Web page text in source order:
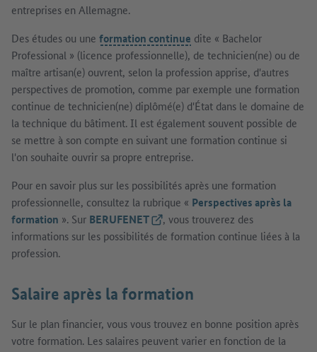
entreprises en Allemagne.
Des études ou une formation continue dite « Bachelor
Professional » (licence professionnelle), de technicien(ne) ou de
maître artisan(e) ouvrent, selon la profession apprise, d'autres
perspectives de promotion, comme par exemple une formation
continue de technicien(ne) diplômé(e) d'État dans le domaine de
la technique du bâtiment. Il est également souvent possible de
se mettre à son compte en suivant une formation continue si
l'on souhaite ouvrir sa propre entreprise.
Pour en savoir plus sur les possibilités après une formation
professionnelle, consultez la rubrique « Perspectives après la
formation ». Sur BERUFENET(Lien externe)
, vous trouverez des
informations sur les possibilités de formation continue liées à la
profession.
Salaire après la formation
Sur le plan financier, vous vous trouvez en bonne position après
votre formation. Les salaires peuvent varier en fonction de la